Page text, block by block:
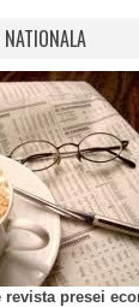
NATIONALA
presei